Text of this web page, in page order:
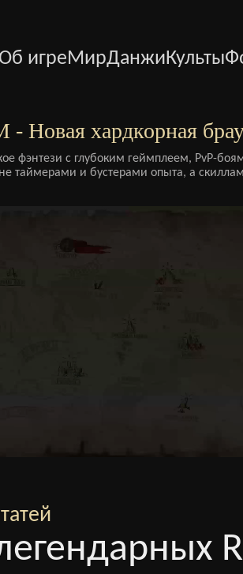
Об игреМирДанжиКульты
Новая хардкорная
фэнтези с глубоким геймплеем, PvP-
не таймерами и бустерами опыта, а